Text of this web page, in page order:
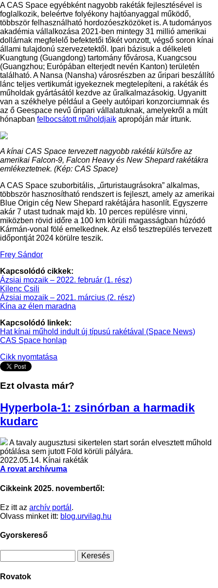
A CAS Space egyébként nagyobb rakéták fejlesztésével is
foglalkozik, beleértve folyékony hajtóanyaggal működő,
többször felhasználható hordozóeszközöket is. A tudományos
akadémia vállalkozása 2021-ben mintegy 31 millió amerikai
dollárnak megfelelő befektetői tőkét vonzott, végső soron kínai
állami tulajdonú szervezetektől. Ipari bázisuk a délkeleti
Kuangtung (Guangdong) tartomány fővárosa, Kuangcsou
(Guangzhou; Európában elterjedt nevén Kanton) területén
található. A Nansa (Nansha) városrészben az űripari beszállító
lánc teljes vertikumát igyekeznek megtelepíteni, a rakéták és
műholdak gyártásától kezdve az űralkalmazásokig. Ugyanitt
van a székhelye például a Geely autóipari konzorciumnak és
az ő Geespace nevű űripari vállalatuknak, amelyekről a múlt
hónapban felbocsátott műholdjaik apropóján már írtunk.
A kínai CAS Space tervezett nagyobb rakétái külsőre az
amerikai Falcon-9, Falcon Heavy és New Shepard rakétákra
emlékeztetnek. (Kép: CAS Space)
A CAS Space szuborbitális, „űrturistaugrásokra” alkalmas,
többször hasznosítható rendszert is fejleszt, amely az amerikai
Blue Origin cég New Shepard rakétájára hasonlít. Egyszerre
akár 7 utast tudnak majd kb. 10 perces repülésre vinni,
miközben rövid időre a 100 km körüli magasságban húzódó
Kármán-vonal fölé emelkednek. Az első tesztrepülés tervezett
időpontját 2024 körülre teszik.
Frey Sándor
Kapcsolódó cikkek:
Ázsiai mozaik – 2022. február (1. rész)
Kilenc Csili
Ázsiai mozaik – 2021. március (2. rész)
Kína az élen maradna
Kapcsolódó linkek:
Hat kínai műhold indult új típusú rakétával (Space News)
CAS Space honlap
Cikk nyomtatása
Ezt olvasta már?
Hyperbola-1: zsinórban a harmadik
kudarc
A tavaly augusztusi sikertelen start során elvesztett műhold
pótálása sem jutott Föld körüli pályára.
2022.05.14. Kínai rakéták
A rovat archívuma
Cikkeink 2025. novembertől:
Ez itt az archív portál .
Olvass minket itt: blog.urvilag.hu
Gyorskereső
Rovatok